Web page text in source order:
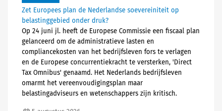
Zet Europees plan de Nederlandse soevereiniteit op
belastinggebied onder druk?
Op 24 juni jl. heeft de Europese Commissie een fiscaal plan
gelanceerd om de administratieve lasten en
compliancekosten van het bedrijfsleven fors te verlagen
en de Europese concurrentiekracht te versterken, 'Direct
Tax Omnibus' genaamd. Het Nederlands bedrijfsleven
omarmt het vereenvoudigingsplan maar
belastingadviseurs en wetenschappers zijn kritisch.